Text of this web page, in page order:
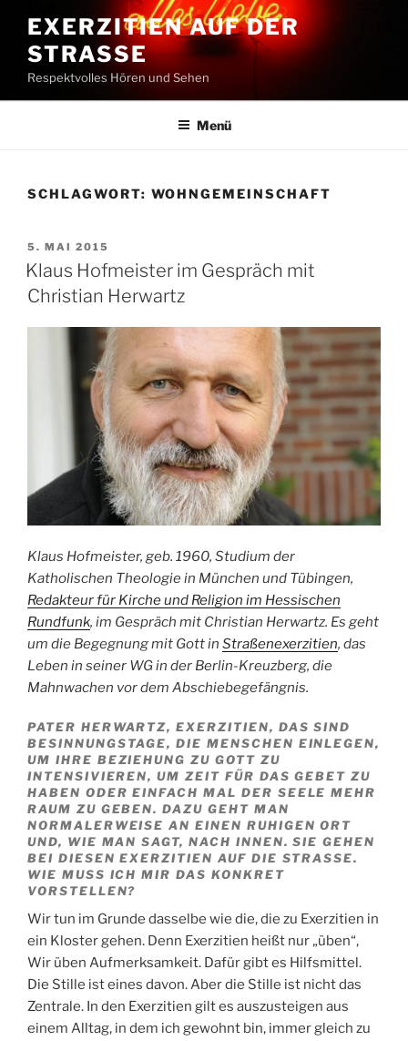
Inhalt
springen
EXERZITIEN AUF DER
STRASSE
Respektvolles Hören und Sehen
Menü
SCHLAGWORT: WOHNGEMEINSCHAFT
VERÖFFENTLICHT
AM
5. MAI 2015
Klaus Hofmeister im Gespräch mit
Christian Herwartz
Klaus Hofmeister, geb. 1960, Studium der
Katholischen Theologie in München und Tübingen,
Redakteur für Kirche und Religion im Hessischen
Rundfunk, im Gespräch mit Christian Herwartz. Es geht
um die Begegnung mit Gott in Straßenexerzitien, das
Leben in seiner WG in der Berlin-Kreuzberg, die
Mahnwachen vor dem Abschiebegefängnis.
PATER HERWARTZ, EXERZITIEN, DAS SIND
BESINNUNGSTAGE, DIE MENSCHEN EINLEGEN,
UM IHRE BEZIEHUNG ZU GOTT ZU
INTENSIVIEREN, UM ZEIT FÜR DAS GEBET ZU
HABEN ODER EINFACH MAL DER SEELE MEHR
RAUM ZU GEBEN. DAZU GEHT MAN
NORMALERWEISE AN EINEN RUHIGEN ORT
UND, WIE MAN SAGT, NACH INNEN. SIE GEHEN
BEI DIESEN EXERZITIEN AUF DIE STRASSE. W
IE MUSS ICH MIR DAS KONKRET V
ORSTELLEN?
Wir tun im Grunde dasselbe wie die, die zu Exerzitien in
ein Kloster gehen. Denn Exerzitien heißt nur „üben“,
Wir üben Aufmerksamkeit. Dafür gibt es Hilfsmittel.
Die Stille ist eines davon. Aber die Stille ist nicht das
Zentrale. In den Exerzitien gilt es auszusteigen aus
einem Alltag, in dem ich gewohnt bin, immer gleich zu